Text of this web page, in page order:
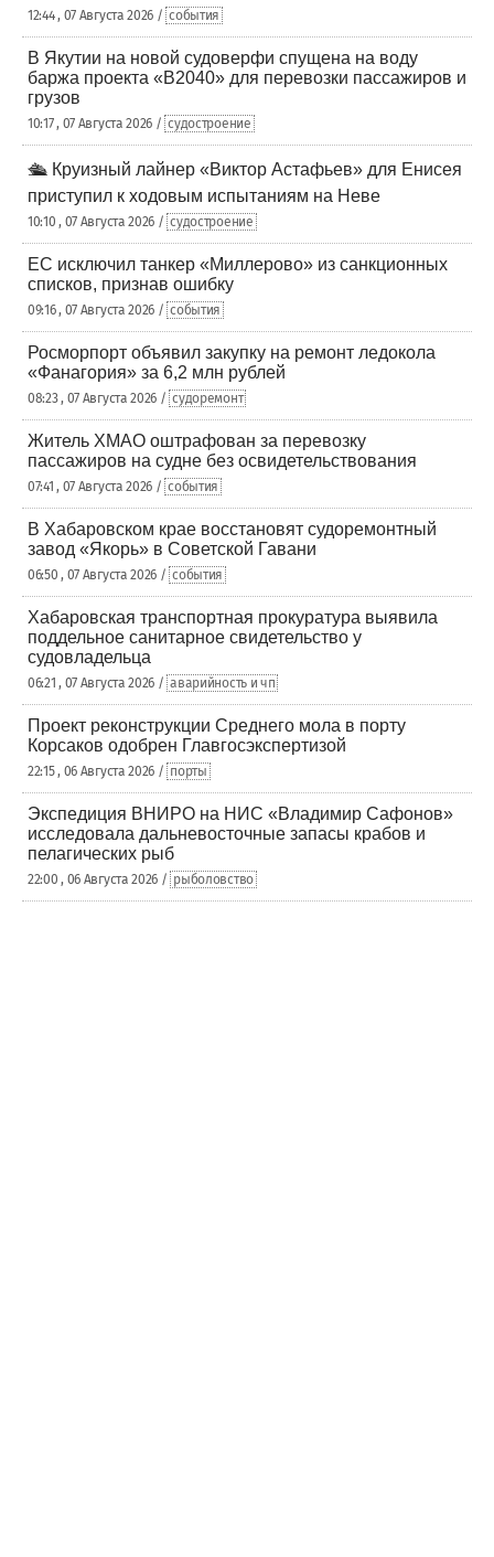
12:44 , 07 Августа 2026 / события
В Якутии на новой судоверфи спущена на воду
баржа проекта «В2040» для перевозки пассажиров и
грузов
10:17 , 07 Августа 2026 / судостроение
🛳️ Круизный лайнер «Виктор Астафьев» для Енисея
приступил к ходовым испытаниям на Неве
10:10 , 07 Августа 2026 / судостроение
ЕС исключил танкер «Миллерово» из санкционных
списков, признав ошибку
09:16 , 07 Августа 2026 / события
Росморпорт объявил закупку на ремонт ледокола
«Фанагория» за 6,2 млн рублей
08:23 , 07 Августа 2026 / судоремонт
Житель ХМАО оштрафован за перевозку
пассажиров на судне без освидетельствования
07:41 , 07 Августа 2026 / события
В Хабаровском крае восстановят судоремонтный
завод «Якорь» в Советской Гавани
06:50 , 07 Августа 2026 / события
Хабаровская транспортная прокуратура выявила
поддельное санитарное свидетельство у
судовладельца
06:21 , 07 Августа 2026 / аварийность и чп
Проект реконструкции Среднего мола в порту
Корсаков одобрен Главгосэкспертизой
22:15 , 06 Августа 2026 / порты
Экспедиция ВНИРО на НИС «Владимир Сафонов»
исследовала дальневосточные запасы крабов и
пелагических рыб
22:00 , 06 Августа 2026 / рыболовство